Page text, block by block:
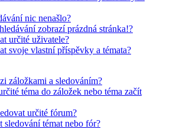
nic nenašlo?
zobrazí prázdná stránka!?
určité uživatele?
svoje vlastní příspěvky a témata?
záložkami a sledováním?
téma do záložek nebo téma začít
určité fórum?
sledování témat nebo fór?